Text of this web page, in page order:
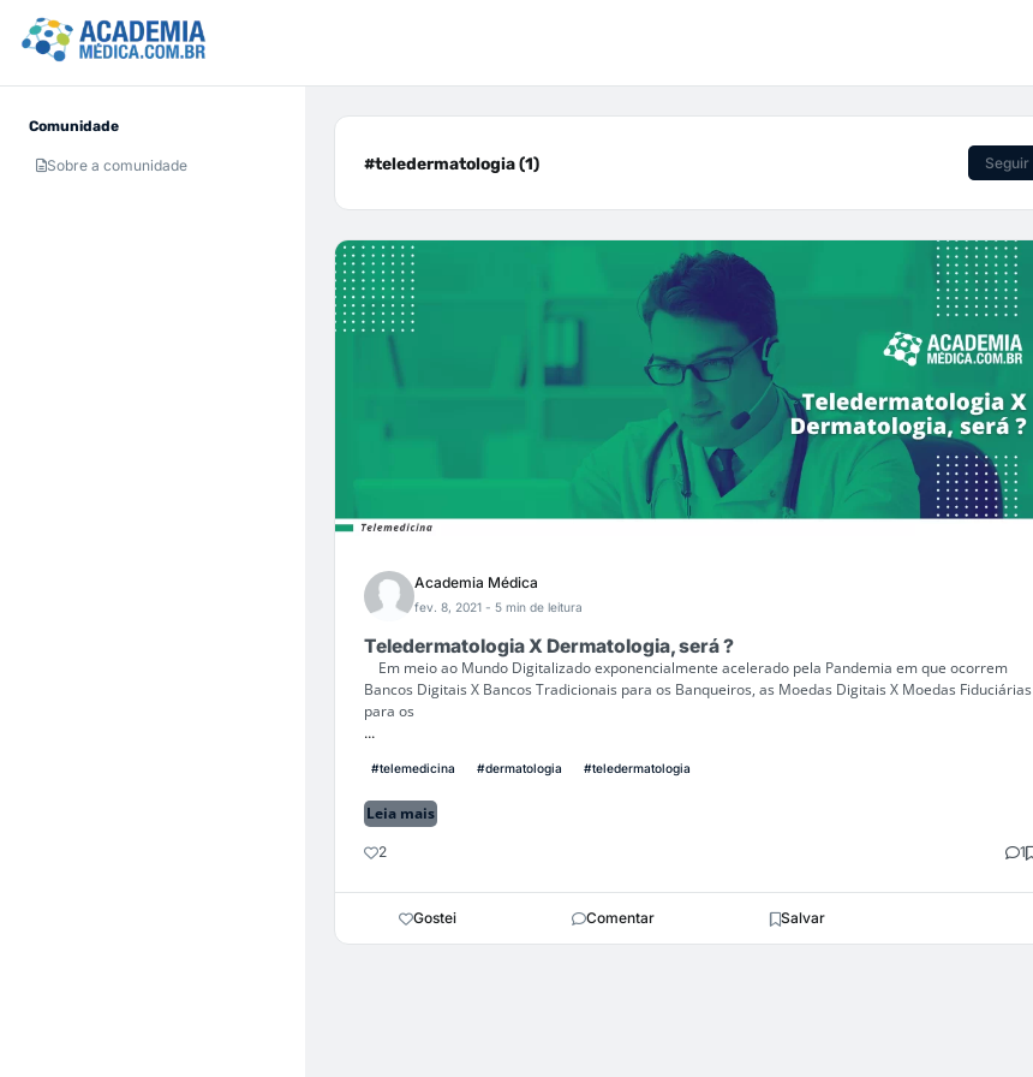
Comunidade
Sobre a comunidade #teledermatologia (1) Seguir
Academia Médica
fev. 8, 2021 - 5 min de leitura
Teledermatologia X Dermatologia, será ?
Em meio ao Mundo Digitalizado exponencialmente acelerado pela Pandemia em que ocorrem
Bancos Digitais X Bancos Tradicionais para os Banqueiros, as Moedas Digitais X Moedas Fiduciárias
para os
...
#telemedicina #dermatologia #teledermatologia
Leia mais
2 1
Gostei Comentar Salvar